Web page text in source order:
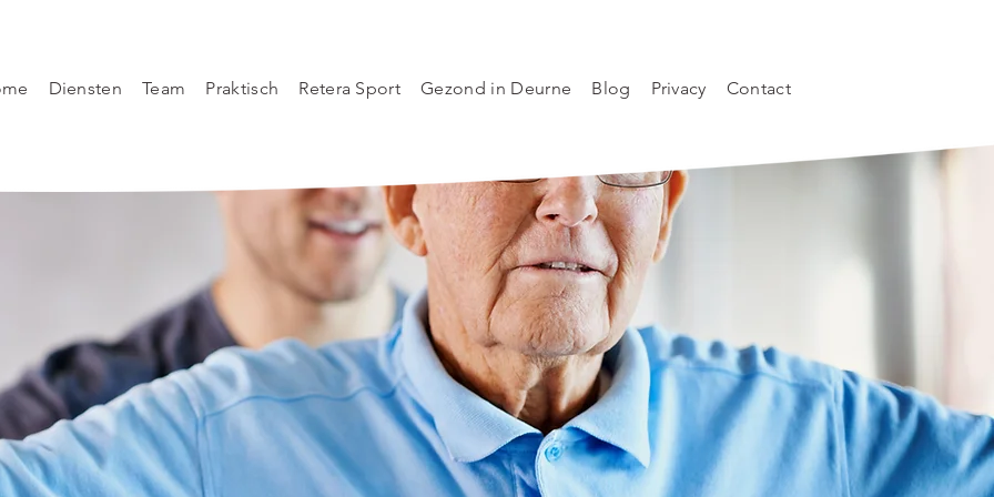
Diensten Team Praktisch Retera Sport Gezond in Deurne Blog Privacy Contact